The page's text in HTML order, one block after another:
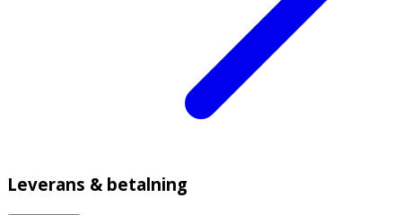
Leverans & betalning